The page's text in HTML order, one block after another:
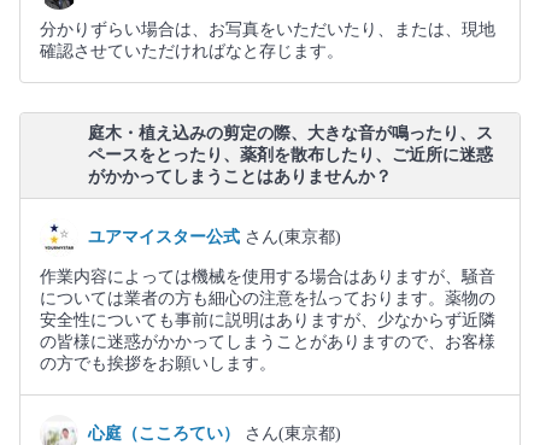
分かりずらい場合は、お写真をいただいたり、または、現地
確認させていただければなと存じます。
庭木・植え込みの剪定の際、大きな音が鳴ったり、ス
ペースをとったり、薬剤を散布したり、ご近所に迷惑
がかかってしまうことはありませんか？
ユアマイスター公式 さん(東京都)
作業内容によっては機械を使用する場合はありますが、騒音
については業者の方も細心の注意を払っております。薬物の
安全性についても事前に説明はありますが、少なからず近隣
の皆様に迷惑がかかってしまうことがありますので、お客様
の方でも挨拶をお願いします。
心庭（こころてい） さん(東京都)